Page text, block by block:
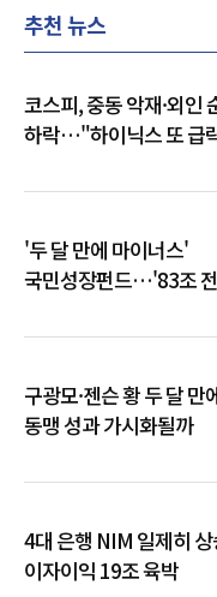
추천 뉴스
코스피, 중동 악재·외인
하락…"하이닉스 또 급
'두 달 만에 마이너스'
국민성장펀드…'83조
구광모·젠슨 황 두 달
동맹 성과 가시화될까
4대 은행 NIM 일제히
이자이익 19조 육박